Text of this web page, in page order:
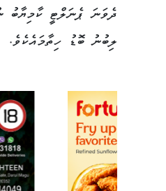
ދެވަނަ ޕެނަލްޓީ
ލިބުނު ބޮޑު ހިތާމައެކެވެ.